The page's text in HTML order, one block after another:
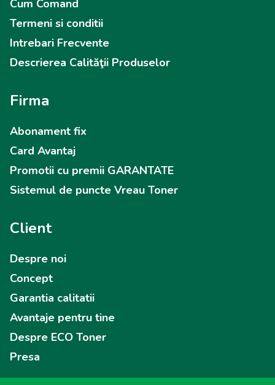
Cum Comand
Termeni si conditii
Intrebari Frecvente
Descrierea Calităţii Produselor
Firma
Abonament fix
Card Avantaj
Promotii cu premii GARANTATE
Sistemul de puncte Vreau Toner
Client
Despre noi
Concept
Garantia calitatii
Avantaje pentru tine
Despre ECO Toner
Presa